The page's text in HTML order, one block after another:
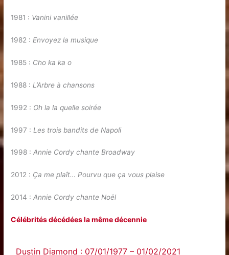
1981 : Vanini vanillée
1982 : Envoyez la musique
1985 : Cho ka ka o
1988 : L’Arbre à chansons
1992 : Oh la la quelle soirée
1997 : Les trois bandits de Napoli
1998 :Annie Cordy chante Broadway
2012 : Ça me plaît… Pourvu que ça vous plaise
2014 :Annie Cordy chante Noël
Célébrités décédées la même décennie
Dustin Diamond : 07/01/1977 – 01/02/2021